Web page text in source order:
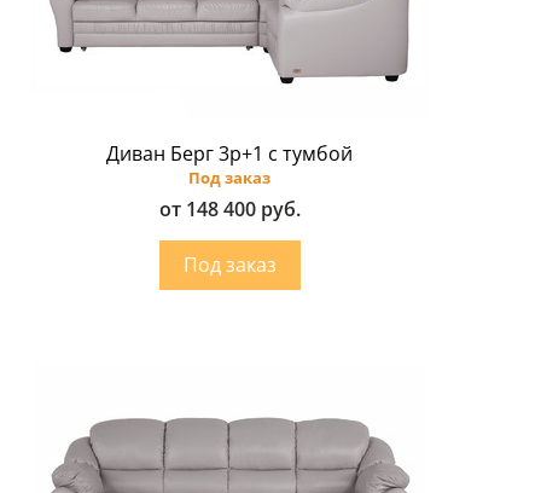
Диван Берг 3р+1 с тумбой
Под заказ
от 148 400 руб.